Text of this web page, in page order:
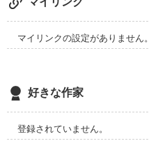
マイリンクの設定がありません。
好きな作家
登録されていません。